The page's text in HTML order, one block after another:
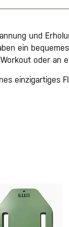
und
ein
oder an
einzigartiges